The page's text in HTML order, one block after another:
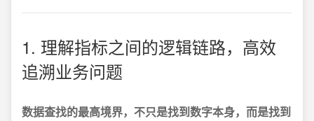
1. 理解指标之间的逻辑链路，高效
追溯业务问题
数据查找的最高境界，不只是找到数字本身，而是找到